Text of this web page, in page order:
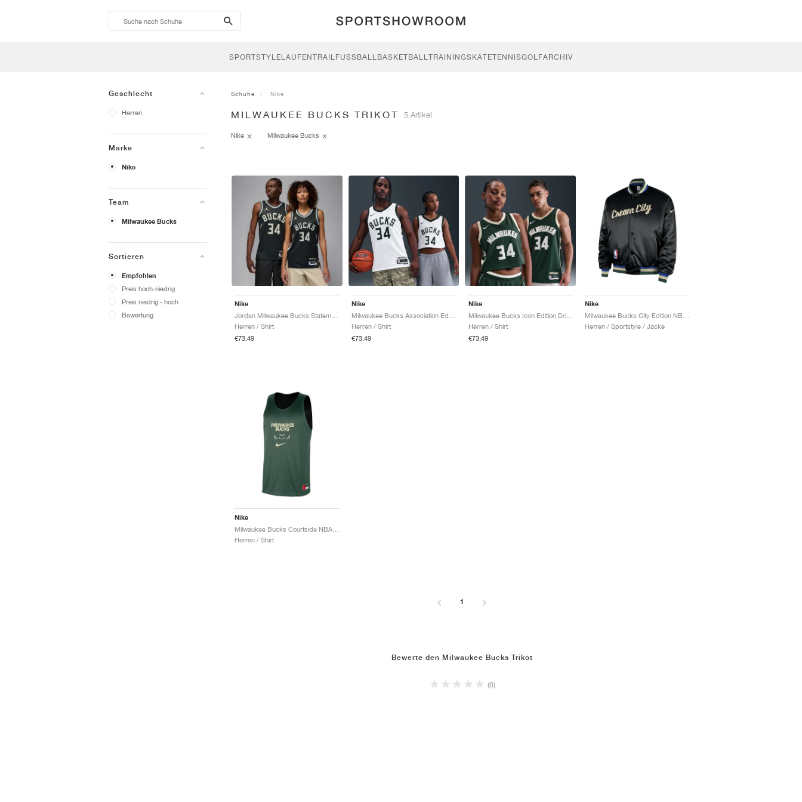
search-
btn
SPORTSTYLELAUFENTRAILFUSSBALL BASKETBALLTRAININGSKATETENNISGOLFARCHIV
Geschlecht
Herren
Marke
Nike
Team
Milwaukee Bucks
Sortieren
Empfohlen
Preis hoch-niedrig
Preis niedrig - hoch
Bewertung
Schuhe Nike
MILWAUKEE BUCKS TRIKOT 5 Artikel
Nike Milwaukee Bucks
Nike
Herren / Shirt
€73,49
Nike
Herren / Shirt
€73,49
Nike
Milwaukee Bucks Icon Edition Dri-FIT NBA Swingman Giannis Antetokounmpo "Fir"
Herren / Shirt
€73,49
Nike
Herren / Sportstyle / Jacke
Nike
Herren / Shirt
1
Bewerte den Milwaukee Bucks Trikot
(0)